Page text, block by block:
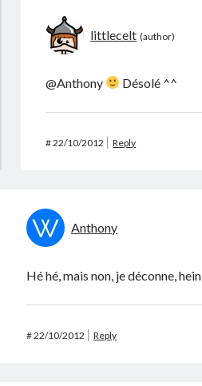
littlecelt
@Anthony Désolé ^^
#22/10/2012 Reply
Anthony
Hé hé, mais non, je déconne, hein
#22/10/2012 Reply